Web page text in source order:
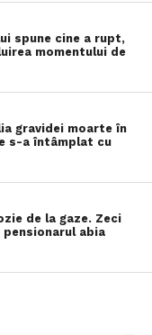
spune cine a rupt,
momentului de
gravidei moarte în
s-a întâmplat cu
de la gaze. Zeci
pensionarul abia